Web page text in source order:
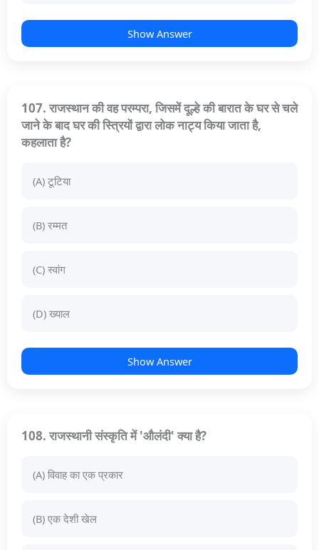
Show Answer
107. राजस्थान की वह परम्परा, जिसमें दूल्हे की बारात के घर से चले
जाने के बाद घर की स्त्रियों द्वारा लोक नाट्य किया जाता है,
कहलाता है?
(A) टूटिया
(B) रम्मत
(C) स्वांग
(D) ख्याल
Show Answer
108. राजस्थानी संस्कृति में 'औलंदी' क्या है?
(A) विवाह का एक प्रकार
(B) एक देशी खेल